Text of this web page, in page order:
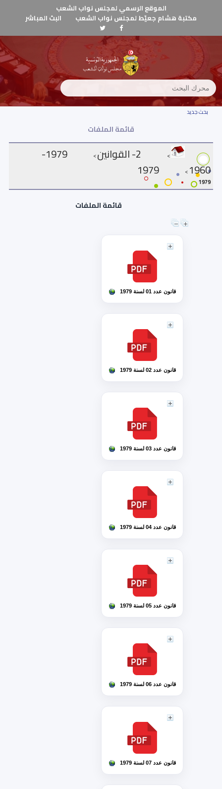
الموقع الرسمي لمجلس نواب الشعب
مكتبة هشام جعيّط لمجلس نواب الشعب
البث المباشر
بحث جديد
قائمة الملفات
> 2- القوانين >
1979-
1960
>
1979
1979
قائمة الملفات
قانون عدد 01 لسنة 1979
قانون عدد 02 لسنة 1979
قانون عدد 03 لسنة 1979
قانون عدد 04 لسنة 1979
قانون عدد 05 لسنة 1979
قانون عدد 06 لسنة 1979
قانون عدد 07 لسنة 1979